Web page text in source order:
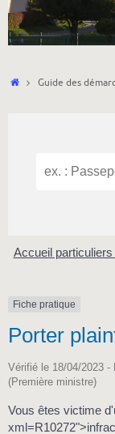
Accueil
Guide des
Accueil particuliers
Fiche pratique
Porter
Vérifié le 18/04/2023 -
(Première ministre)
Vous êtes victime